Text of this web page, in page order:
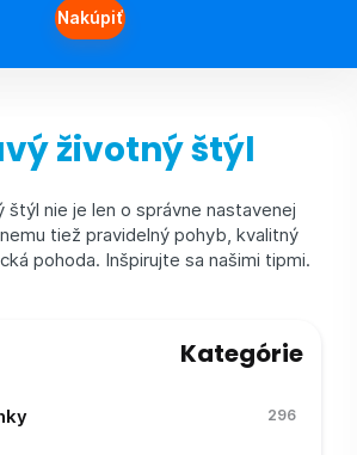
Nakúpiť
životný štýl
štýl nie je len o správne nastavenej
tiež pravidelný pohyb, kvalitný
pohoda. Inšpirujte sa našimi tipmi.
Kategórie
296